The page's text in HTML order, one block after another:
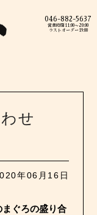
046-882-5637
営業時間11:00〜20:00
ラストオーダー19:00
わせ
年06月16日
ぐろの盛り合